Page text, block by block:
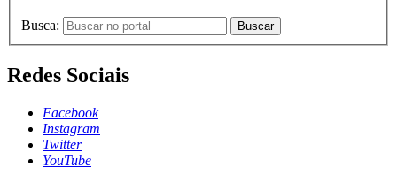
Busca: Buscar
Redes Sociais
Facebook
Instagram
Twitter
YouTube